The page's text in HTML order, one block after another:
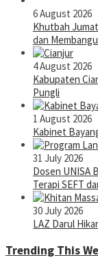
6 August 2026
Khutbah
dan
4 August 2026
Kabupaten
Pungli
1 August 2026
Kabinet
31 July 2026
Dosen UNISA
Terapi SEFT
30 July 2026
LAZ Darul
Trending This